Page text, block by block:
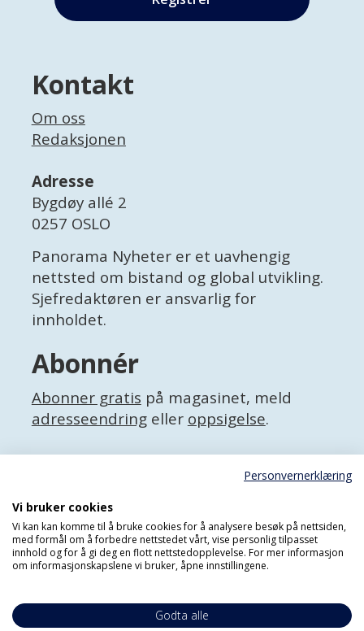
Kontakt
Om oss
Redaksjonen
Adresse
Bygdøy allé 2
0257 OSLO
Panorama Nyheter er et uavhengig
nettsted om bistand og global utvikling.
Sjefredaktøren er ansvarlig for
innholdet.
Abonnér
Abonner gratis på magasinet, meld
adresseendringeller oppsigelse.
Facebook
Personvernerklæring
Personvernerklæring
Vi bruker cookies
Vi kan kan komme til å bruke cookies for å analysere besøk på nettsiden,
med formål om å forbedre nettstedet vårt, vise personlig tilpasset
innhold og for å gi deg en flott nettstedopplevelse. For mer informasjon
om informasjonskapslene vi bruker, åpne innstillingene.
Godta alle